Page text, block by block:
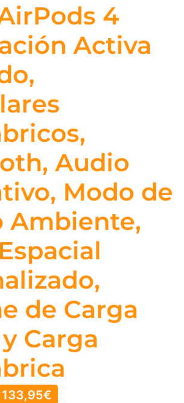
4
Activa
Audio
Modo de
Ambiente,
de Carga
Carga
133,95€